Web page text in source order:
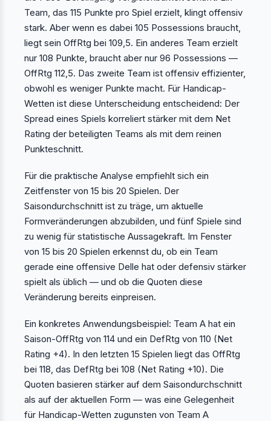
Team, das 115 Punkte pro Spiel erzielt, klingt offensiv
stark. Aber wenn es dabei 105 Possessions braucht,
liegt sein OffRtg bei 109,5. Ein anderes Team erzielt
nur 108 Punkte, braucht aber nur 96 Possessions —
OffRtg 112,5. Das zweite Team ist offensiv effizienter,
obwohl es weniger Punkte macht. Für Handicap-
Wetten ist diese Unterscheidung entscheidend: Der
Spread eines Spiels korreliert stärker mit dem Net
Rating der beteiligten Teams als mit dem reinen
Punkteschnitt.
Für die praktische Analyse empfiehlt sich ein
Zeitfenster von 15 bis 20 Spielen. Der
Saisondurchschnitt ist zu träge, um aktuelle
Formveränderungen abzubilden, und fünf Spiele sind
zu wenig für statistische Aussagekraft. Im Fenster
von 15 bis 20 Spielen erkennst du, ob ein Team
gerade eine offensive Delle hat oder defensiv stärker
spielt als üblich — und ob die Quoten diese
Veränderung bereits einpreisen.
Ein konkretes Anwendungsbeispiel: Team A hat ein
Saison-OffRtg von 114 und ein DefRtg von 110 (Net
Rating +4). In den letzten 15 Spielen liegt das OffRtg
bei 118, das DefRtg bei 108 (Net Rating +10). Die
Quoten basieren stärker auf dem Saisondurchschnitt
als auf der aktuellen Form — was eine Gelegenheit
für Handicap-Wetten zugunsten von Team A